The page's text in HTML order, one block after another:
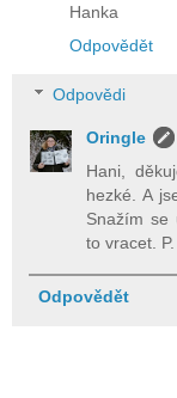
Hanka
Odpovědět
Odpovědi
Oringle
Hani,
hezké. A
Snažím se
to vracet. P.
Odpovědět